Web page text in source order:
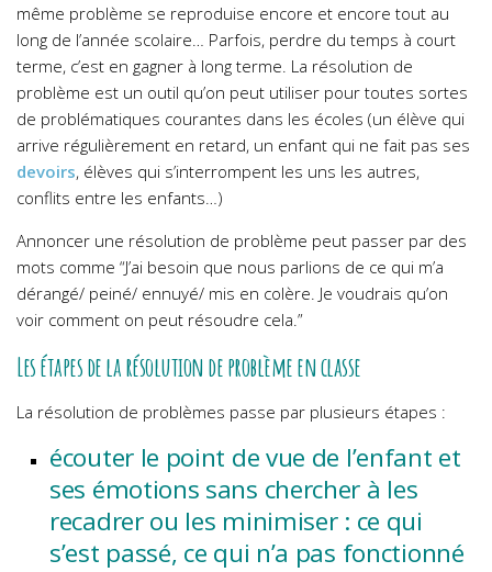
même problème se reproduise encore et encore tout au
long de l’année scolaire… Parfois, perdre du temps à court
terme, c’est en gagner à long terme. La résolution de
problème est un outil qu’on peut utiliser pour toutes sortes
de problématiques courantes dans les écoles (un élève qui
arrive régulièrement en retard, un enfant qui ne fait pas ses
devoirs, élèves qui s’interrompent les uns les autres,
conflits entre les enfants…)
Annoncer une résolution de problème peut passer par des
mots comme “J’ai besoin que nous parlions de ce qui m’a
dérangé/ peiné/ ennuyé/ mis en colère. Je voudrais qu’on
voir comment on peut résoudre cela.”
Les étapes de la résolution de problème en classe
La résolution de problèmes passe par plusieurs étapes :
écouter le point de vue de l’enfant et
ses émotions sans chercher à les
recadrer ou les minimiser : ce qui
s’est passé, ce qui n’a pas fonctionné